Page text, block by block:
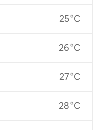
25 °C
26 °C
27 °C
28 °C